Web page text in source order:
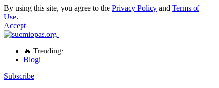
By using this site, you agree to the Privacy Policy and Terms of
Use.
Accept
🔥 Trending:
Blogi
Subscribe